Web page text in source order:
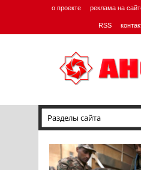
о проекте реклама на
RSS